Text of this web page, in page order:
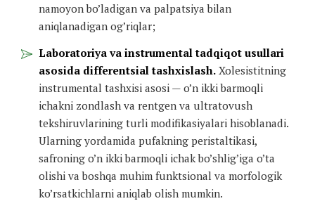
namoyon bo’ladigan va palpatsiya bilan
aniqlanadigan og’riqlar;
Laboratoriya va instrumental tadqiqot usullari
asosida differentsial tashxislash. Xolesistitning
instrumental tashxisi asosi — o’n ikki barmoqli
ichakni zondlash va rentgen va ultratovush
tekshiruvlarining turli modifikasiyalari hisoblanadi.
Ularning yordamida pufakning peristaltikasi,
safroning o’n ikki barmoqli ichak bo’shlig’iga o’ta
olishi va boshqa muhim funktsional va morfologik
ko’rsatkichlarni aniqlab olish mumkin.